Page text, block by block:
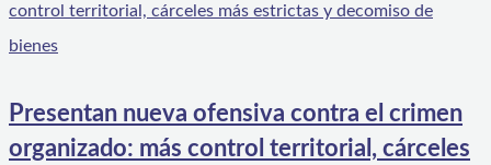
Presentan nueva ofensiva contra el crimen
organizado: más control territorial, cárceles